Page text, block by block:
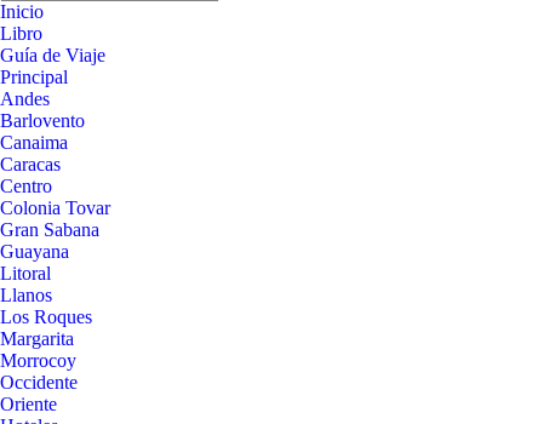
Inicio
Libro
Guía de Viaje
Principal
Andes
Barlovento
Canaima
Caracas
Centro
Colonia Tovar
Gran Sabana
Guayana
Litoral
Llanos
Los Roques
Margarita
Morrocoy
Occidente
Oriente